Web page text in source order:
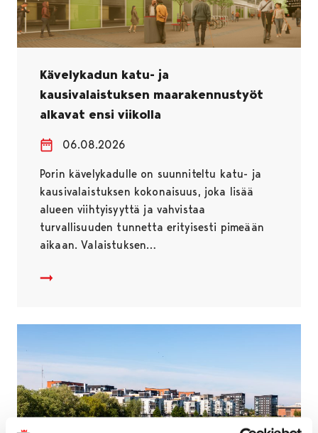
Kävelykadun katu- ja
kausivalaistuksen maarakennustyöt
alkavat ensi viikolla
06.08.2026
Porin kävelykadulle on suunniteltu katu- ja
kausivalaistuksen kokonaisuus, joka lisää
alueen viihtyisyyttä ja vahvistaa
turvallisuuden tunnetta erityisesti pimeään
aikaan. Valaistuksen…
Kävelykadun katu- ja kausivalaistuksen